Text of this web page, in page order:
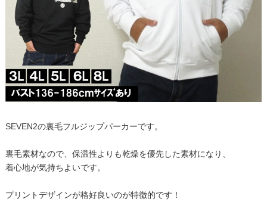
SEVEN2の裏毛フルジップパーカーです。
裏毛素材なので、保温性よりも乾燥を優先した素材になり、
着心地が気持ちよいです。
プリントデザインが格好良いのが特徴的です！